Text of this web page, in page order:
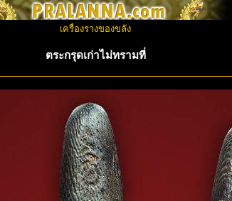
เครื่องรางของขลัง
ตระกรุดเก่าไม่ทรามที่